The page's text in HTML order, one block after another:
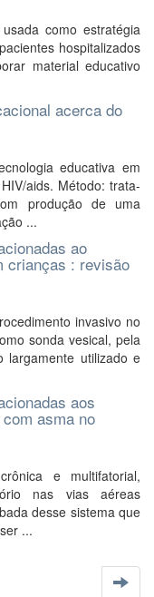
como estratégia
hospitalizados
material educativo
acerca do
educativa em
aids. Método: trata-
produção de uma
...
ao
crianças : revisão
invasivo no
sonda vesical, pela
largamente utilizado e
aos
asma no
e multifatorial,
nas vias aéreas
desse sistema que
...